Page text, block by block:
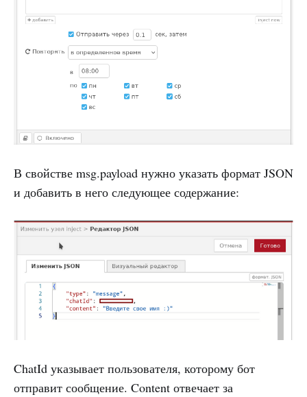
В свойстве msg.payload нужно указать формат JSON
и добавить в него следующее содержание:
ChatId указывает пользователя, которому бот
отправит сообщение. Content отвечает за